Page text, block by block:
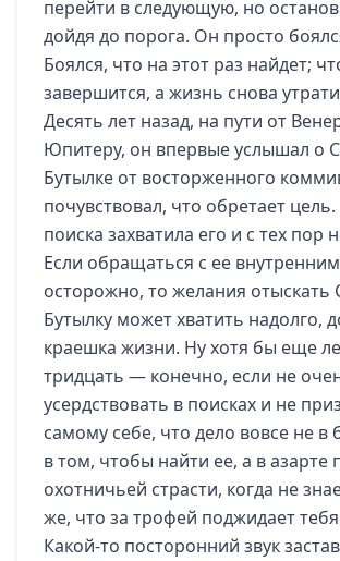
перейти в следующую, но
дойдя до порога. Он просто
Боялся, что на этот раз найдет;
завершится, а жизнь снова
Десять лет назад, на пути от
Юпитеру, он впервые услышал о
Бутылке от восторженного
почувствовал, что обретает
поиска захватила его и с тех пор
Если обращаться с ее
осторожно, то желания
Бутылку может хватить надолго,
краешка жизни. Ну хотя бы еще
тридцать — конечно, если не
усердствовать в поисках и не
самому себе, что дело вовсе не в
в том, чтобы найти ее, а в азарте
охотничьей страсти, когда не
же, что за трофей поджидает
Какой-то посторонний звук